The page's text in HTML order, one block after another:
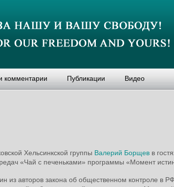
комментарии Публикации Видео
Хельсинкской группы Валерий Борщев в
«Чай с печеньками» программы «Момент
из авторов закона об общественном контроле в